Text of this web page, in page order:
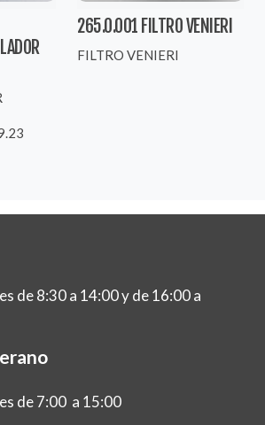
265.0.001 FILTRO VENIERI
FILTRO VENIERI
de 8:30 a 14:00 y de 16:00 a
de 7:00 a 15:00